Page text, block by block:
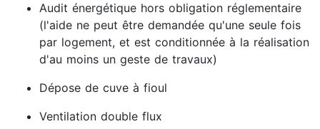
Audit énergétique hors obligation réglementaire
(l'aide ne peut être demandée qu'une seule fois
par logement, et est conditionnée à la réalisation
d'au moins un geste de travaux)
Dépose de cuve à fioul
Ventilation double flux